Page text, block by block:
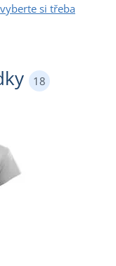
vyberte si třeba
18